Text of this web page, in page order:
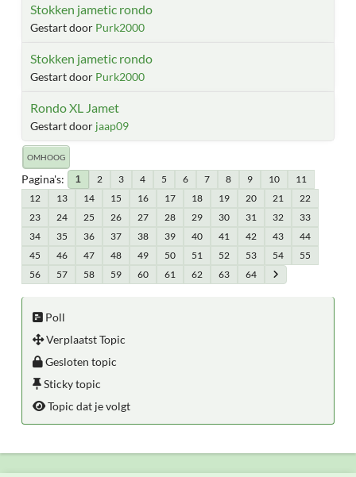
Stokken jametic rondo
Gestart door Purk2000
Stokken jametic rondo
Gestart door Purk2000
Rondo XL Jamet
Gestart door jaap09
OMHOOG
Pagina's 1 2 3 4 5 6 7 8 9 10
11
12
13 14 15 16 17 18 19 20 21
22
23
24 25 26 27 28 29 30 31 32
33
34
35 36 37 38 39 40 41 42 43
44
45
46 47 48 49 50 51 52 53 54
55
56
57 58 59 60 61 62 63 64
Poll
Verplaatst Topic
Gesloten topic
Sticky topic
Topic dat je volgt